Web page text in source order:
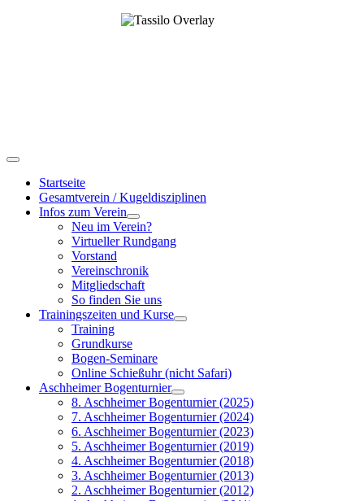
Startseite
Gesamtverein / Kugeldisziplinen
Infos zum Verein
Neu im Verein?
Virtueller Rundgang
Vorstand
Vereinschronik
Mitgliedschaft
So finden Sie uns
Trainingszeiten und Kurse
Training
Grundkurse
Bogen-Seminare
Online Schießuhr (nicht Safari)
Aschheimer Bogenturnier
8. Aschheimer Bogenturnier (2025)
7. Aschheimer Bogenturnier (2024)
6. Aschheimer Bogenturnier (2023)
5. Aschheimer Bogenturnier (2019)
4. Aschheimer Bogenturnier (2018)
3. Aschheimer Bogenturnier (2013)
2. Aschheimer Bogenturnier (2012)